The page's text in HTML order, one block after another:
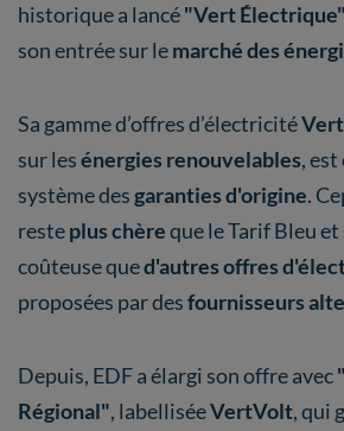
historique a lancé"Vert Électrique"
son entrée sur lemarché des
Sa gamme d’offres d’électricité
sur lesénergies renouvelables,
système desgaranties d'origine.
resteplus chèreque le Tarif Bleu
coûteuse qued'autres offres
proposées par desfournisseurs
Depuis, EDF a élargi son offre avec
Régional", labelliséeVertVolt, qui